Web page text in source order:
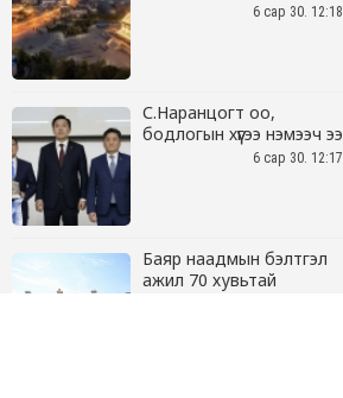
6 сар 30. 12:18
С.Наранцогт оо,
бодлогын хүүгээ нэмээч ээ
6 сар 30. 12:17
Баяр наадмын бэлтгэл
ажил 70 хувьтай